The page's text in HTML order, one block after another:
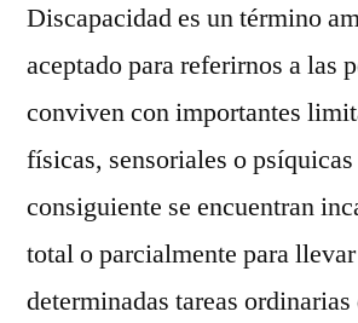
Discapacidad es un término
aceptado para referirnos a las
conviven con importantes
físicas, sensoriales o
consiguiente se encuentran
total o parcialmente para
determinadas tareas